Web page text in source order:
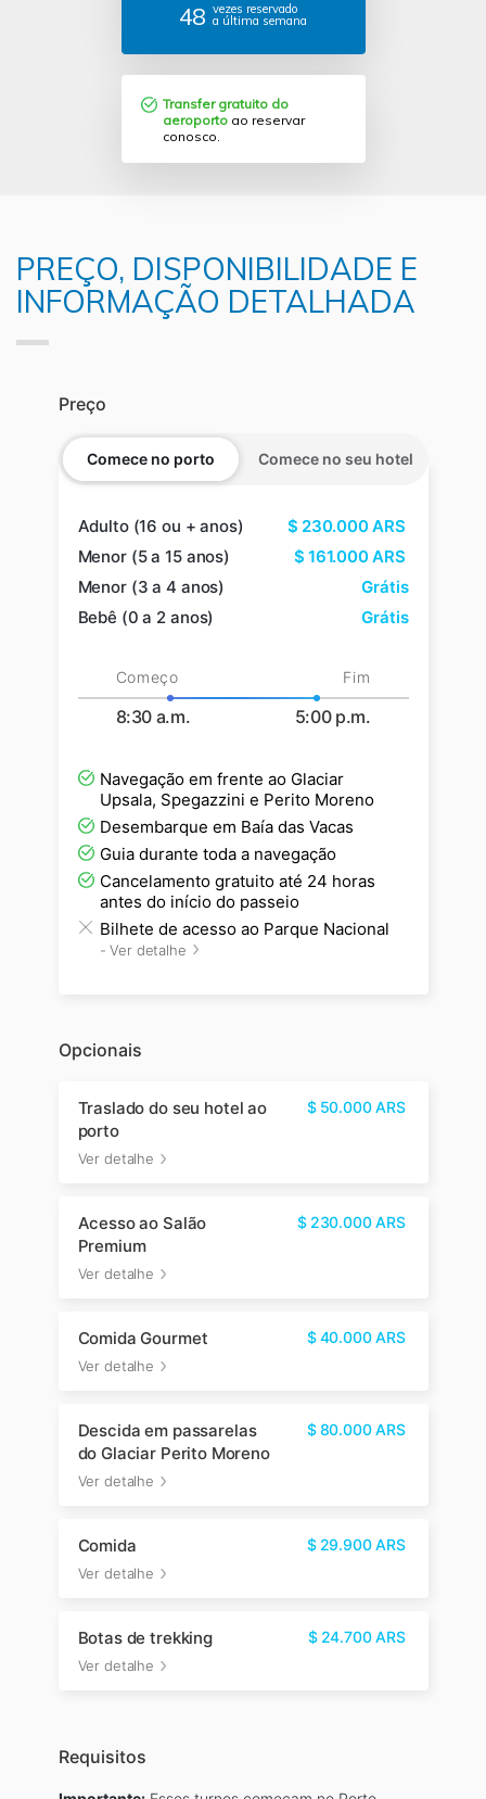
48 vezes reservado
a última semana
Transfer gratuito do
aeroporto ao reservar
conosco.
PREÇO, DISPONIBILIDADE E
INFORMAÇÃO DETALHADA
Preço
Comece no porto Comece no seu hotel
Adulto (16 ou + anos) $ 230.000ARS
Menor (5 a 15 anos)
$ 161.000ARS
Menor (3 a 4 anos)
Grátis
Bebê (0 a 2 anos)
Grátis
Começo Fim
8:30 a.m. 5:00 p.m.
Navegação em frente ao Glaciar
Upsala, Spegazzini e Perito Moreno
Desembarque em Baía das Vacas
Guia durante toda a navegação
Cancelamento gratuito até 24 horas
antes do início do passeio
Bilhete de acesso ao Parque Nacional
-Ver detalhe
Opcionais
Traslado do seu hotel ao
porto
Ver detalhe
$ 50.000ARS
Acesso ao Salão
Premium
Ver detalhe
$ 230.000ARS
Comida Gourmet
Ver detalhe
$ 40.000ARS
Descida em passarelas
do Glaciar Perito Moreno
Ver detalhe
$ 80.000ARS
Comida
Ver detalhe
$ 29.900ARS
Botas de trekking
Ver detalhe
$ 24.700ARS
Requisitos